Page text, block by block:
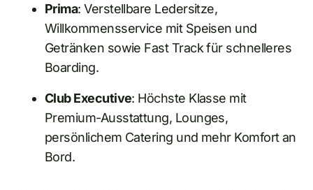
Prima: Verstellbare Ledersitze,
Willkommensservice mit Speisen und
Getränken sowie Fast Track für schnelleres
Boarding.
Club Executive: Höchste Klasse mit
Premium-Ausstattung, Lounges,
persönlichem Catering und mehr Komfort an
Bord.